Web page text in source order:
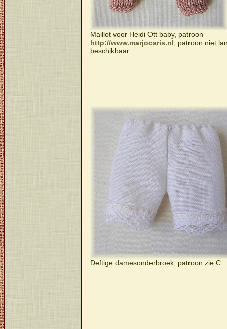
Maillot voor Heidi Ott baby, patroon
http://www.marjocaris.nl , patroon niet
beschikbaar.
Deftige damesonderbroek, patroon zie C.